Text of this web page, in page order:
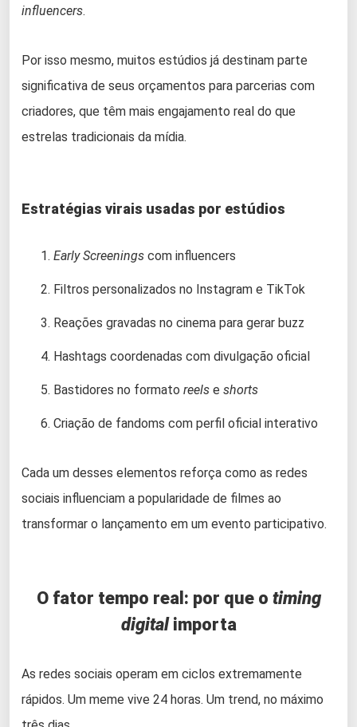
influencers.
Por isso mesmo, muitos estúdios já destinam parte
significativa de seus orçamentos para parcerias com
criadores, que têm mais engajamento real do que
estrelas tradicionais da mídia.
Estratégias virais usadas por estúdios
Early Screenings com influencers
Filtros personalizados no Instagram e TikTok
Reações gravadas no cinema para gerar buzz
Hashtags coordenadas com divulgação oficial
Bastidores no formato reels e shorts
Criação de fandoms com perfil oficial interativo
Cada um desses elementos reforça como as redes
sociais influenciam a popularidade de filmes ao
transformar o lançamento em um evento participativo.
O fator tempo real: por que o timing
digitalimporta
As redes sociais operam em ciclos extremamente
rápidos. Um meme vive 24 horas. Um trend, no máximo